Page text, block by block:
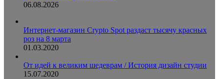
06.08.2026
Интернет-магазин Crypto Spot раздаст тысячу красных
роз на 8 марта
01.03.2020
От идей к великим шедеврам / История дизайн студии
15.07.2020